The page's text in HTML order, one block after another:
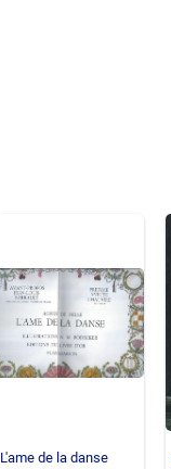
L'ame de la danse